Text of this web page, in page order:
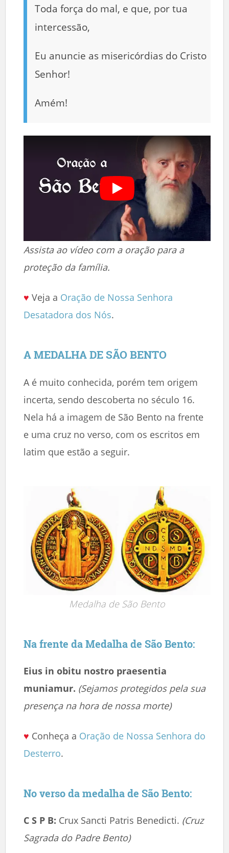
Toda força do mal, e que, por tua
intercessão,
Eu anuncie as misericórdias do Cristo
Senhor!
Amém!
Assista ao vídeo com a oração para a
proteção da família.
♥ Veja a Oração de Nossa Senhora
Desatadora dos Nós.
A MEDALHA DE SÃO BENTO
A é muito conhecida, porém tem origem
incerta, sendo descoberta no século 16.
Nela há a imagem de São Bento na frente
e uma cruz no verso, com os escritos em
latim que estão a seguir.
Medalha de São Bento
Na frente da Medalha de São Bento:
Eius in obitu nostro praesentia
muniamur. (Sejamos protegidos pela sua
presença na hora de nossa morte)
♥ Conheça a Oração de Nossa Senhora do
Desterro.
No verso da medalha de São Bento:
C S P B: Crux Sancti Patris Benedicti. (Cruz
Sagrada do Padre Bento)